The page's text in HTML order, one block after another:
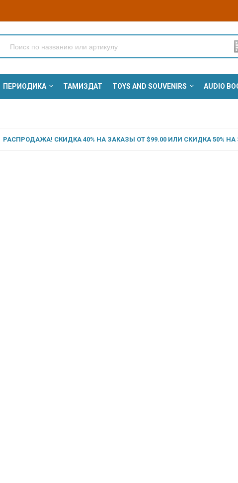
ПЕРИОДИКА ТАМИЗДАТ TOYS AND SOUVENIRS AUDIO
РАСПРОДАЖА! СКИДКА 40% НА ЗАКАЗЫ ОТ $99.00 ИЛИ СКИДКА 50% НА